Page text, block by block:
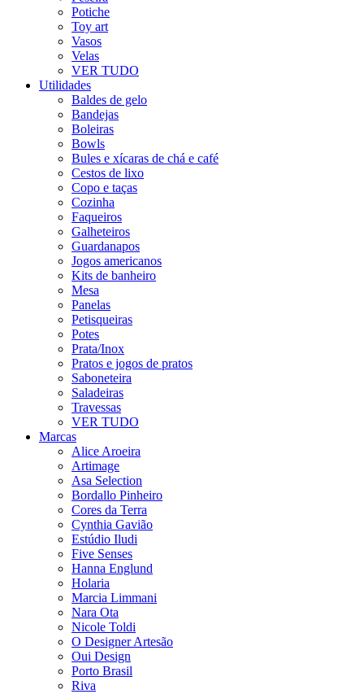
Potiche
Toy art
Vasos
Velas
VER TUDO
Utilidades
Baldes de gelo
Bandejas
Boleiras
Bowls
Bules e xícaras de chá e café
Cestos de lixo
Copo e taças
Cozinha
Faqueiros
Galheteiros
Guardanapos
Jogos americanos
Kits de banheiro
Mesa
Panelas
Petisqueiras
Potes
Prata/Inox
Pratos e jogos de pratos
Saboneteira
Saladeiras
Travessas
VER TUDO
Marcas
Alice Aroeira
Artimage
Asa Selection
Bordallo Pinheiro
Cores da Terra
Cynthia Gavião
Estúdio Iludi
Five Senses
Hanna Englund
Holaria
Marcia Limmani
Nara Ota
Nicole Toldi
O Designer Artesão
Oui Design
Porto Brasil
Riva